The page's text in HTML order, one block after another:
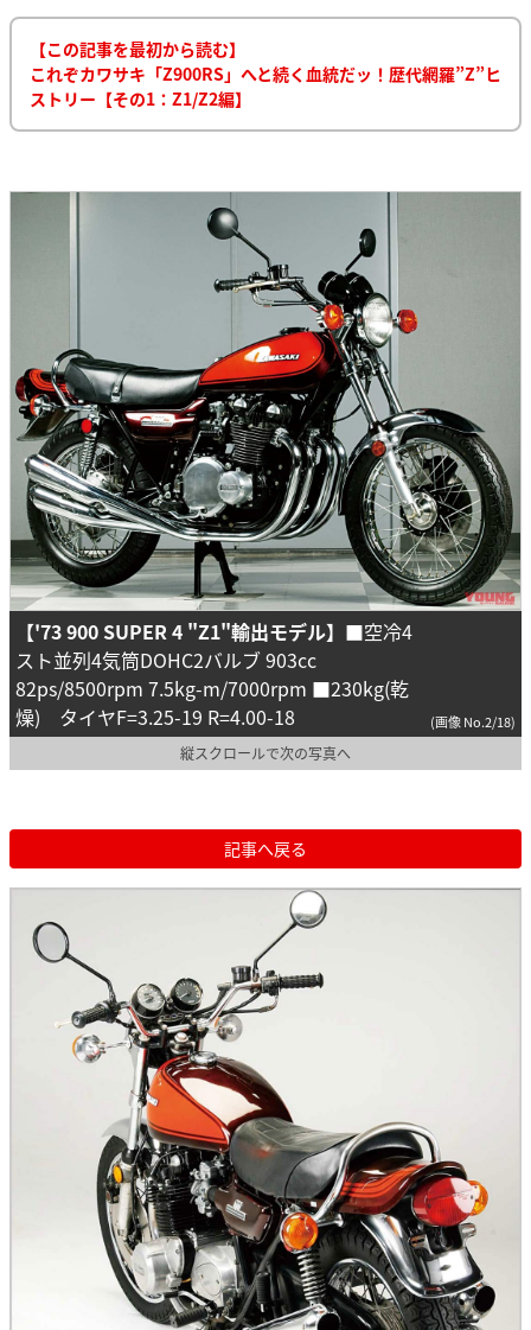
【この記事を最初から読む】
これぞカワサキ「Z900RS」へと続く血統だッ！歴代網羅”Z”ヒ
ストリー【その1：Z1/Z2編】
【'73 900 SUPER 4 "Z1"輸出モデル】 ■空冷4
スト並列4気筒DOHC2バルブ 903cc
82ps/8500rpm 7.5kg-m/7000rpm ■230kg(乾
燥) タイヤF=3.25-19 R=4.00-18
(画像 No.2/18)
縦スクロールで次の写真へ
記事へ戻る